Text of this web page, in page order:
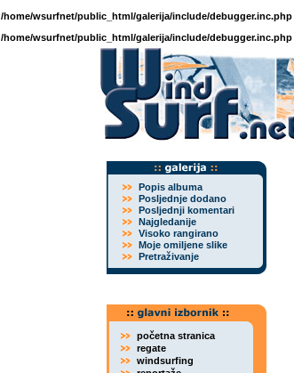
/home/wsurfnet/public_html/galerija/include/debugger.inc.php
/home/wsurfnet/public_html/galerija/include/debugger.inc.php
Popis albuma
Posljednje dodano
Posljednji komentari
Najgledanije
Visoko rangirano
Moje omiljene slike
Pretraživanje
početna stranica
regate
windsurfing